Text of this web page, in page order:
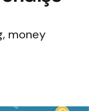
money